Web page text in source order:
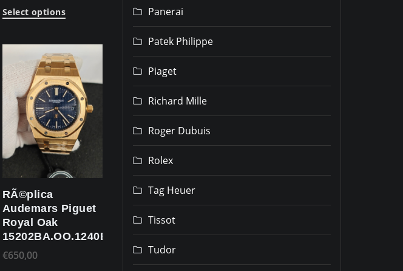
Select options
RÃ©plica
Audemars Piguet
Royal Oak
15202BA.OO.1240BA.01
€650,00
Panerai
Patek Philippe
Piaget
Richard Mille
Roger Dubuis
Rolex
Tag Heuer
Tissot
Tudor